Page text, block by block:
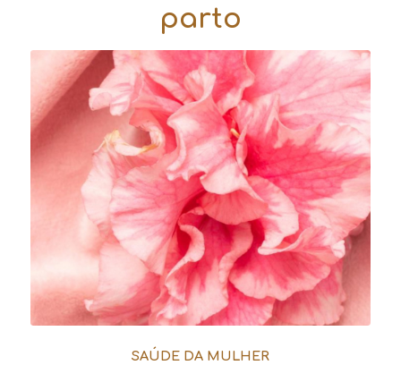
parto
SAÚDE DA MULHER